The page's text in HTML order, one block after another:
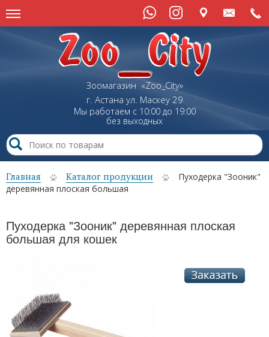
Зоомагазин «Zoo_City»
г. Астана ул. Маскеу29
Мы работаем с 10:00 до 19:00
без выходных
Главная Каталог продукции
Пуходерка "Зооник"
деревянная плоская большая
Пуходерка "Зооник" деревянная плоская
большая для кошек